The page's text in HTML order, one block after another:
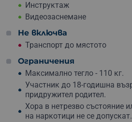
Инструктаж
Видеозаснемане
Не включва
Транспорт до мястото
Ограничения
Максимално тегло - 110 кг.
Участник до 18-годишна
придружител родител.
Хора в нетрезво състояние
на наркотици не се допускат.